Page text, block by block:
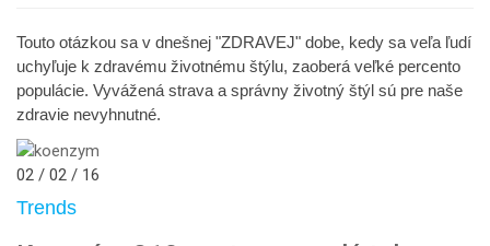
Touto otázkou sa v dnešnej "ZDRAVEJ" dobe, kedy sa veľa ľudí
uchyľuje k zdravému životnému štýlu, zaoberá veľké percento
populácie. Vyvážená strava a správny životný štýl sú pre naše
zdravie nevyhnutné.
02 / 02 / 16
Trends